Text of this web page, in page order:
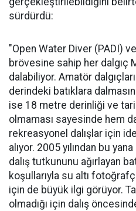
sürdürdü:
"Open Water Diver (PADI)
brövesine sahip her dalgıç
dalabiliyor. Amatör
derindeki batıklara
ise 18 metre derinliği ve
olmaması sayesinde hem
rekreasyonel dalışlar için
alıyor. 2005 yılından bu
dalış tutkununu ağırlayan
koşullarıyla su altı
için de büyük ilgi görüyor.
olmadığı için dalış